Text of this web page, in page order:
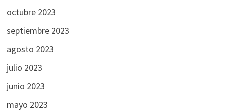
octubre 2023
septiembre 2023
agosto 2023
julio 2023
junio 2023
mayo 2023